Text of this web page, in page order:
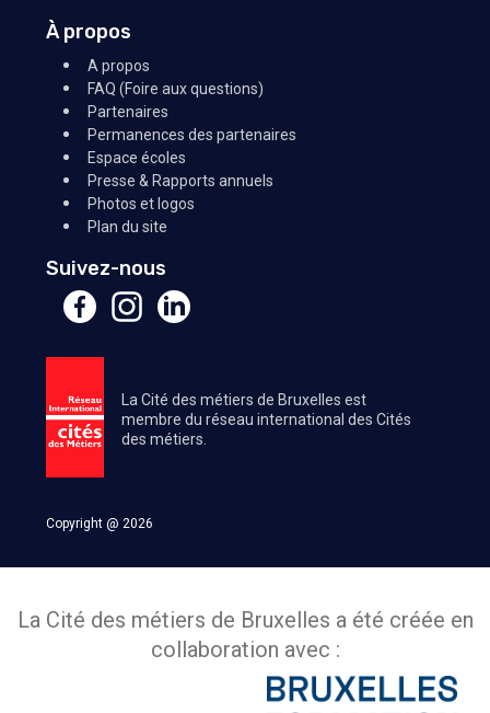
À propos
A propos
FAQ (Foire aux questions)
Partenaires
Permanences des partenaires
Espace écoles
Presse & Rapports annuels
Photos et logos
Plan du site
Suivez-nous
La Cité des métiers de Bruxelles est
membre du réseau international des Cités
des métiers.
Copyright @ 2026
La Cité des métiers de Bruxelles a été créée en
collaboration avec :